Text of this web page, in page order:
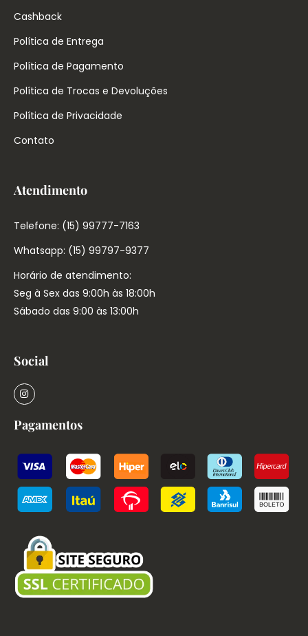
Cashback
Política de Entrega
Política de Pagamento
Política de Trocas e Devoluções
Política de Privacidade
Contato
Atendimento
Telefone: (15) 99777-7163
Whatsapp: (15) 99797-9377
Horário de atendimento:
Seg à Sex das 9:00h às 18:00h
Sábado das 9:00 às 13:00h
Social
Pagamentos